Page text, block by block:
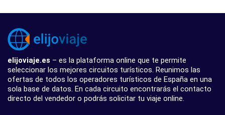
elijoviaje.es – es la plataforma online que te permite
seleccionar los mejores circuitos turísticos. Reunimos las
ofertas de todos los operadores turísticos de España en una
sola base de datos. En cada circuito encontrarás el contacto
directo del vendedor o podrás solicitar tu viaje online.